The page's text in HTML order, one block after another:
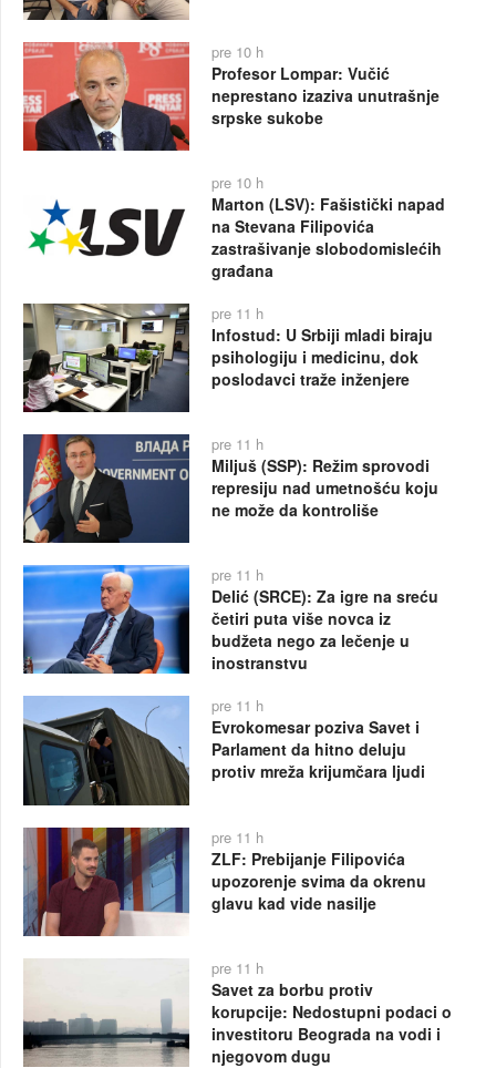
pre 10 h
Profesor Lompar: Vučić
neprestano izaziva unutrašnje
srpske sukobe
pre 10 h
Marton (LSV): Fašistički napad
na Stevana Filipovića
zastrašivanje slobodomislećih
građana
pre 11 h
Infostud: U Srbiji mladi biraju
psihologiju i medicinu, dok
poslodavci traže inženjere
pre 11 h
Miljuš (SSP): Režim sprovodi
represiju nad umetnošću koju
ne može da kontroliše
pre 11 h
Delić (SRCE): Za igre na sreću
četiri puta više novca iz
budžeta nego za lečenje u
inostranstvu
pre 11 h
Evrokomesar poziva Savet i
Parlament da hitno deluju
protiv mreža krijumčara ljudi
pre 11 h
ZLF: Prebijanje Filipovića
upozorenje svima da okrenu
glavu kad vide nasilje
pre 11 h
Savet za borbu protiv
korupcije: Nedostupni podaci o
investitoru Beograda na vodi i
njegovom dugu